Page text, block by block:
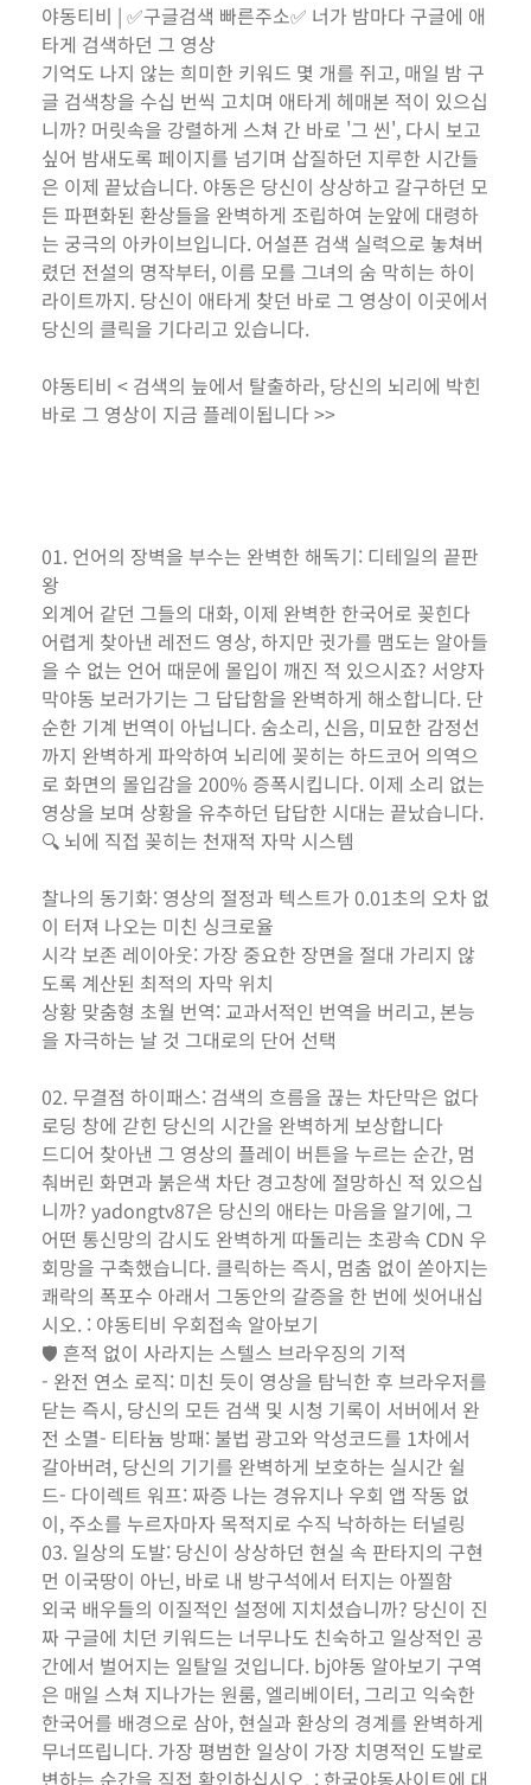
야동티비 | ✅구글검색 빠른주소✅ 너가 밤마다 구글에 애
타게 검색하던 그 영상
기억도 나지 않는 희미한 키워드 몇 개를 쥐고, 매일 밤 구
글 검색창을 수십 번씩 고치며 애타게 헤매본 적이 있으십
니까? 머릿속을 강렬하게 스쳐 간 바로 '그 씬', 다시 보고
싶어 밤새도록 페이지를 넘기며 삽질하던 지루한 시간들
은 이제 끝났습니다. 야동은 당신이 상상하고 갈구하던 모
든 파편화된 환상들을 완벽하게 조립하여 눈앞에 대령하
는 궁극의 아카이브입니다. 어설픈 검색 실력으로 놓쳐버
렸던 전설의 명작부터, 이름 모를 그녀의 숨 막히는 하이
라이트까지. 당신이 애타게 찾던 바로 그 영상이 이곳에서
당신의 클릭을 기다리고 있습니다.
야동티비 < 검색의 늪에서 탈출하라, 당신의 뇌리에 박힌
바로 그 영상이 지금 플레이됩니다 >>
01. 언어의 장벽을 부수는 완벽한 해독기: 디테일의 끝판
왕
외계어 같던 그들의 대화, 이제 완벽한 한국어로 꽂힌다
어렵게 찾아낸 레전드 영상, 하지만 귓가를 맴도는 알아들
을 수 없는 언어 때문에 몰입이 깨진 적 있으시죠? 서양자
막야동 보러가기는 그 답답함을 완벽하게 해소합니다. 단
순한 기계 번역이 아닙니다. 숨소리, 신음, 미묘한 감정선
까지 완벽하게 파악하여 뇌리에 꽂히는 하드코어 의역으
로 화면의 몰입감을 200% 증폭시킵니다. 이제 소리 없는
영상을 보며 상황을 유추하던 답답한 시대는 끝났습니다.
🔍 뇌에 직접 꽂히는 천재적 자막 시스템
찰나의 동기화: 영상의 절정과 텍스트가 0.01초의 오차 없
이 터져 나오는 미친 싱크로율
시각 보존 레이아웃: 가장 중요한 장면을 절대 가리지 않
도록 계산된 최적의 자막 위치
상황 맞춤형 초월 번역: 교과서적인 번역을 버리고, 본능
을 자극하는 날 것 그대로의 단어 선택
02. 무결점 하이패스: 검색의 흐름을 끊는 차단막은 없다
로딩 창에 갇힌 당신의 시간을 완벽하게 보상합니다
드디어 찾아낸 그 영상의 플레이 버튼을 누르는 순간, 멈
춰버린 화면과 붉은색 차단 경고창에 절망하신 적 있으십
니까? yadongtv87은 당신의 애타는 마음을 알기에, 그
어떤 통신망의 감시도 완벽하게 따돌리는 초광속 CDN 우
회망을 구축했습니다. 클릭하는 즉시, 멈춤 없이 쏟아지는
쾌락의 폭포수 아래서 그동안의 갈증을 한 번에 씻어내십
시오. : 야동티비 우회접속 알아보기
🛡️ 흔적 없이 사라지는 스텔스 브라우징의 기적
- 완전 연소 로직: 미친 듯이 영상을 탐닉한 후 브라우저를
닫는 즉시, 당신의 모든 검색 및 시청 기록이 서버에서 완
전 소멸- 티타늄 방패: 불법 광고와 악성코드를 1차에서
갈아버려, 당신의 기기를 완벽하게 보호하는 실시간 쉴
드- 다이렉트 워프: 짜증 나는 경유지나 우회 앱 작동 없
이, 주소를 누르자마자 목적지로 수직 낙하하는 터널링
03. 일상의 도발: 당신이 상상하던 현실 속 판타지의 구현
먼 이국땅이 아닌, 바로 내 방구석에서 터지는 아찔함
외국 배우들의 이질적인 설정에 지치셨습니까? 당신이 진
짜 구글에 치던 키워드는 너무나도 친숙하고 일상적인 공
간에서 벌어지는 일탈일 것입니다. bj야동 알아보기 구역
은 매일 스쳐 지나가는 원룸, 엘리베이터, 그리고 익숙한
한국어를 배경으로 삼아, 현실과 환상의 경계를 완벽하게
무너뜨립니다. 가장 평범한 일상이 가장 치명적인 도발로
변하는 순간을 직접 확인하십시오. : 한국야동사이트에 대